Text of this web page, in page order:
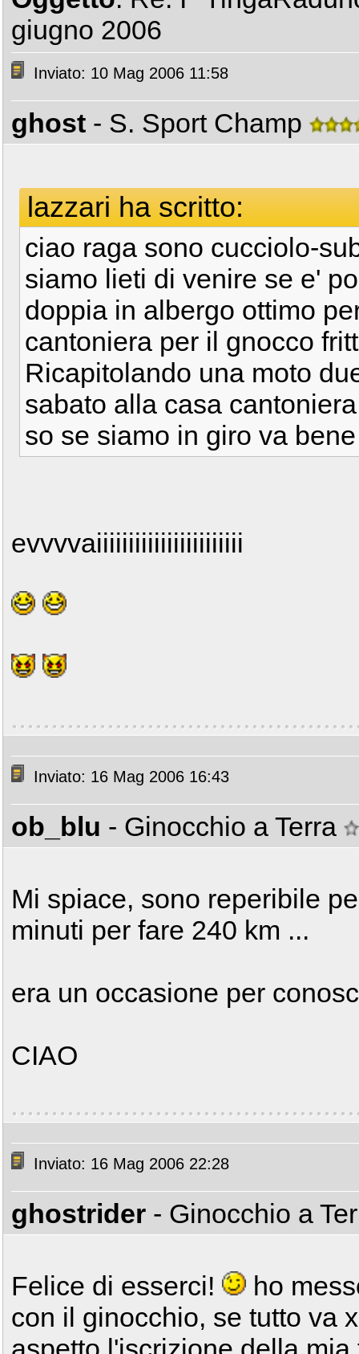
giugno 2006
Inviato: 10 Mag 2006 11:58
ghost - S. Sport Champ
lazzari ha scritto:
ciao raga sono cucciolo-
siamo lieti di venire se e'
doppia in albergo ottimo
cantoniera per il gnocco
Ricapitolando una moto
sabato alla casa
so se siamo in giro va
evvvvaiiiiiiiiiiiiiiiiiiiiiii
Inviato: 16 Mag 2006 16:43
ob_blu - Ginocchio a Terra
Mi spiace, sono reperibile
minuti per fare 240 km ...
era un occasione per
CIAO
Inviato: 16 Mag 2006 22:28
ghostrider - Ginocchio a
Felice di esserci!
ho
con il ginocchio, se tutto va